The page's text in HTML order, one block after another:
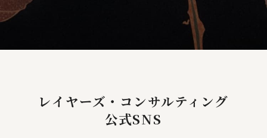
レイヤーズ・コンサルティング
公式SNS